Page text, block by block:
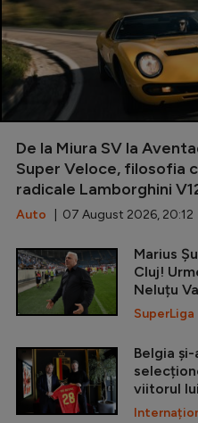
De la Miura SV la
Super Veloce, filosofia
radicale Lamborghini
Auto | 07 August 2026, 20:12
Marius
Cluj!
Neluțu
SuperLiga
Belgia
viitorul